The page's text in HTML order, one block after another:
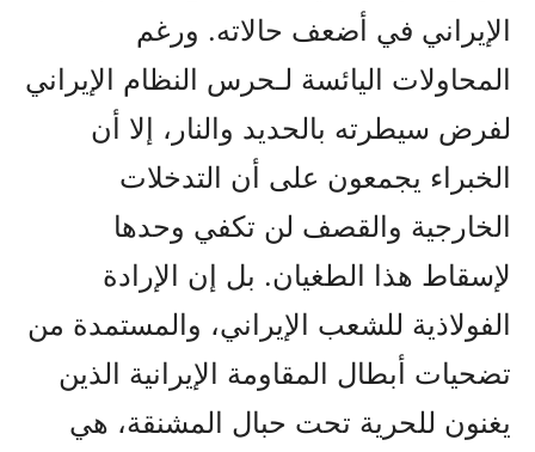
الإيراني في أضعف حالاته. ورغم
المحاولات اليائسة لـحرس النظام الإيراني
لفرض سيطرته بالحديد والنار، إلا أن
الخبراء يجمعون على أن التدخلات
الخارجية والقصف لن تكفي وحدها
لإسقاط هذا الطغيان. بل إن الإرادة
الفولاذية للشعب الإيراني، والمستمدة من
تضحيات أبطال المقاومة الإيرانية الذين
يغنون للحرية تحت حبال المشنقة، هي